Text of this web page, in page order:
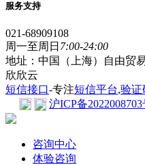
服务支持
021-68909108
周一至周日 7:00-24:00
地址：中国（上海）自由贸
欣欣云
短信接口-专注短信平台,验证
沪ICP备2022008703
咨询中心
体验咨询